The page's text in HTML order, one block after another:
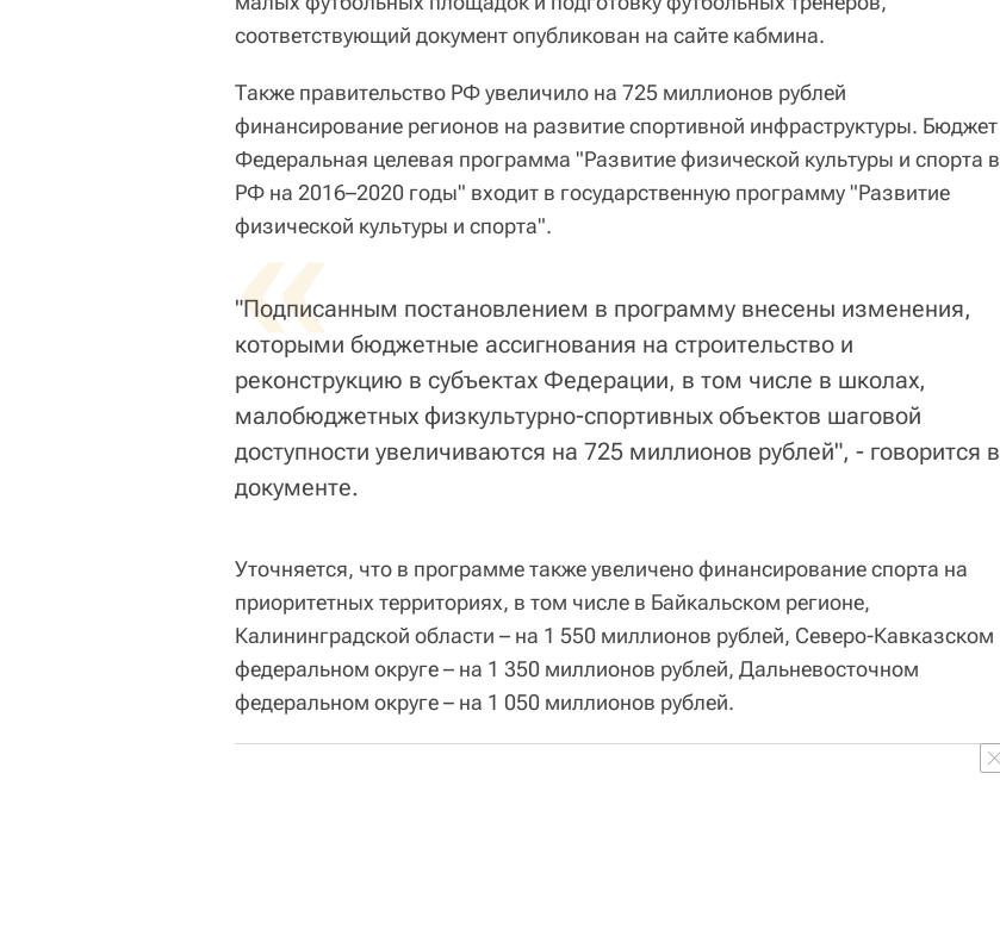
соответствующий документ опубликован на сайте кабмина.
Также правительство РФ увеличило на 725 миллионов рублей
финансирование регионов на развитие спортивной инфраструктуры. Бюджет
Федеральная целевая программа "Развитие физической культуры и спорта в
РФ на 2016–2020 годы" входит в государственную программу "Развитие
физической культуры и спорта".
«
"Подписанным постановлением в программу внесены изменения,
которыми бюджетные ассигнования на строительство и
реконструкцию в субъектах Федерации, в том числе в школах,
малобюджетных физкультурно-спортивных объектов шаговой
доступности увеличиваются на 725 миллионов рублей", - говорится в
документе.
Уточняется, что в программе также увеличено финансирование спорта на
приоритетных территориях, в том числе в Байкальском регионе,
Калининградской области – на 1 550 миллионов рублей, Северо-Кавказском
федеральном округе – на 1 350 миллионов рублей, Дальневосточном
федеральном округе – на 1 050 миллионов рублей.